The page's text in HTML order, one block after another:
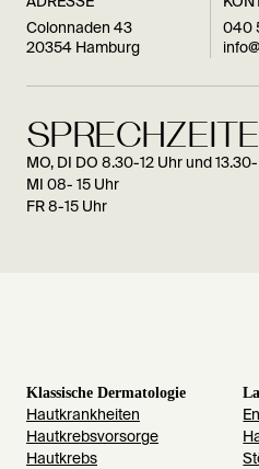
Colonnaden 43
20354 Hamburg
040
MO, DI DO 8.30-12 Uhr und
MI 08- 15 Uhr
FR 8-15 Uhr
Klassische Dermatologie
Hautkrankheiten
Hautkrebsvorsorge
Hautkrebs